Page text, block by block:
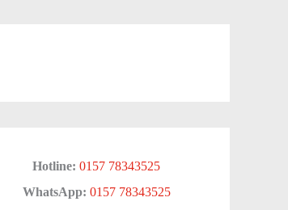
Hotline: 0157 78343525
WhatsApp: 0157 78343525